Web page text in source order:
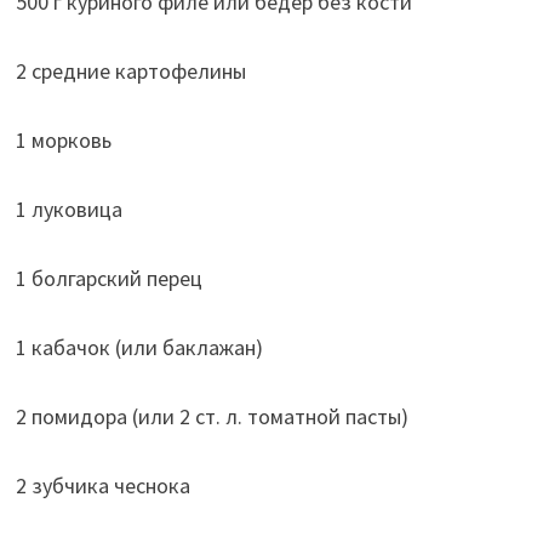
2 средние картофелины
1 морковь
1 луковица
1 болгарский перец
1 кабачок (или баклажан)
2 помидора (или 2 ст. л. томатной пасты)
2 зубчика чеснока